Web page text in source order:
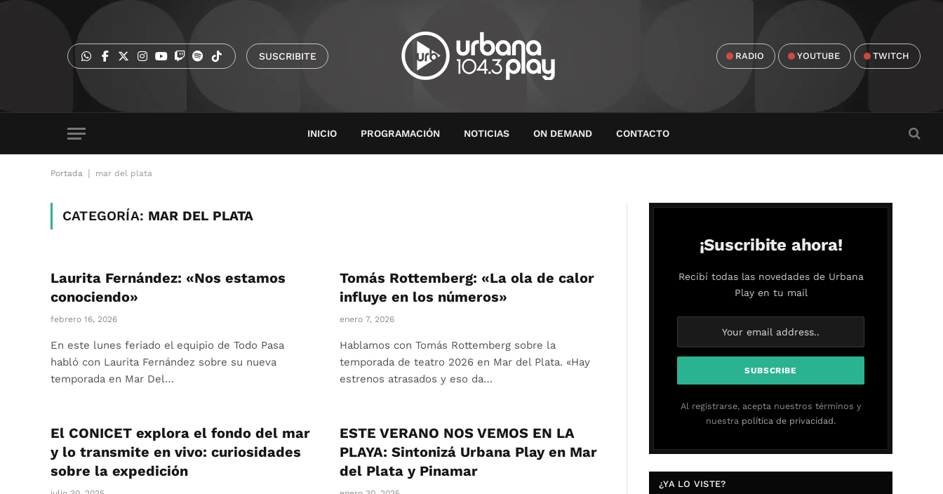
SUSCRIBITE RADIO YOUTUBE TWITCH
INICIO PROGRAMACIÓN NOTICIAS ON DEMAND CONTACTO
Portada mar del plata
CATEGORÍA: MAR DEL PLATA
Laurita Fernández: «Nos estamos
conociendo»
febrero 16, 2026
En este lunes feriado el equipio de Todo Pasa
habló con Laurita Fernández sobre su nueva
temporada en Mar Del…
Tomás Rottemberg: «La ola de calor
influye en los números»
enero 7, 2026
Hablamos con Tomás Rottemberg sobre la
temporada de teatro 2026 en Mar del Plata. «Hay
estrenos atrasados y eso da…
El CONICET explora el fondo del mar
y lo transmite en vivo: curiosidades
sobre la expedición
ESTE VERANO NOS VEMOS EN LA
PLAYA: Sintonizá Urbana Play en Mar
del Plata y Pinamar
¡Suscribite ahora!
Recibí todas las novedades de Urbana
Play en tu mail
Al registrarse, acepta nuestros términos y
nuestra política de privacidad.
¿YA LO VISTE?